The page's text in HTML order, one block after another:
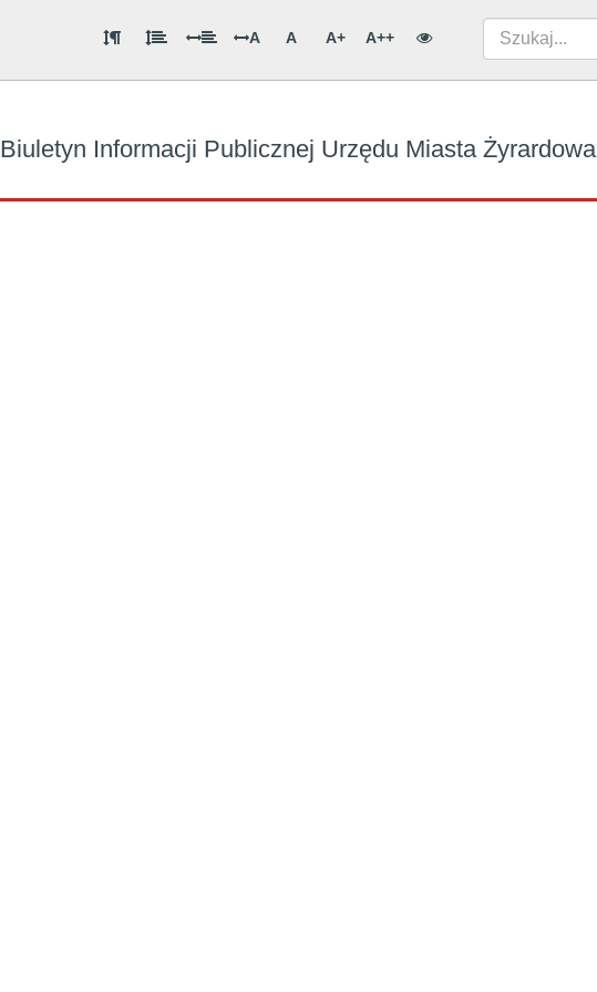
A A A+ A++
Biuletyn Informacji Publicznej Urzędu Miasta Żyrardowa